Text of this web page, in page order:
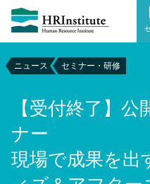
ニュース セミナー・研修
【受付終了】
ナー
現場で成果を